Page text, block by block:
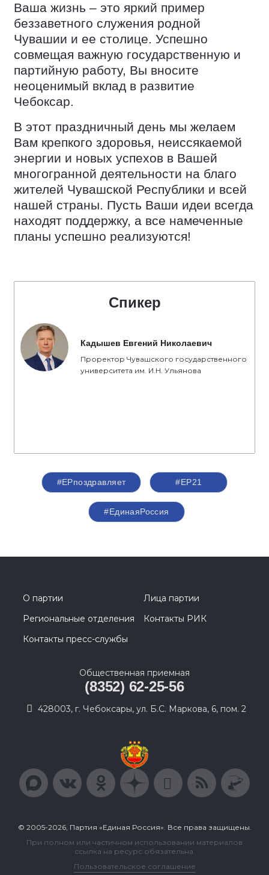
Ваша жизнь – это яркий пример
беззаветного служения родной
Чувашии и ее столице. Успешно
совмещая важную государственную и
партийную работу, Вы вносите
неоценимый вклад в развитие
Чебоксар.
В этот праздничный день мы желаем
Вам крепкого здоровья, неиссякаемой
энергии и новых успехов в Вашей
многогранной деятельности на благо
жителей Чувашской Республики и всей
нашей страны. Пусть Ваши идеи всегда
находят поддержку, а все намеченные
планы успешно реализуются!
Спикер
Кадышев Евгений Николаевич
Проректор Чувашского государственного
университета им. И.Н. Ульянова
#ЕРпоздравляет #ЕР21
#ЕдинаяРоссия
О партии
Лица партии
Региональные отделения
Контакты РИК
Контакты пресс-службы
Общественная приемная
(8352) 62-25-56
428003, г. Чебоксары, ул. Б.С. Маркова, 6, пом. 2
© 2005-2026, Партия «Единая Россия». Все права защищены.
При полном или частичном использовании материалов
ссылка на ресурс обязательна.
Пользовательское соглашение